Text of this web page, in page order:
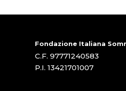
Fondazione Italiana
C.F. 97771240583
P.I. 13421701007